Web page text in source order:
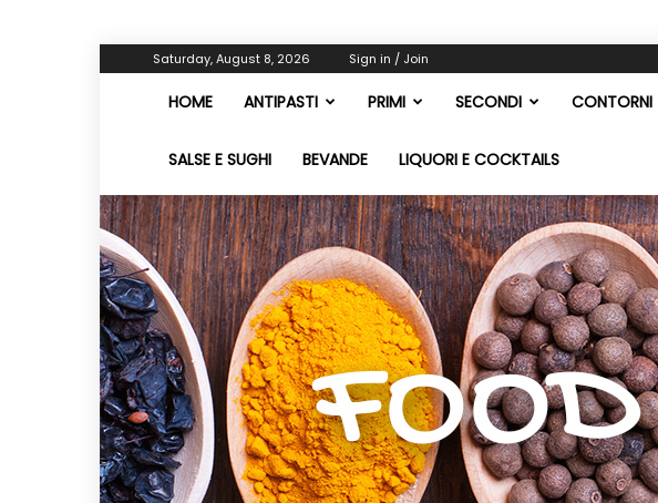
Saturday, August 8, 2026 Sign in / Join
HOME ANTIPASTI PRIMI SECONDI CONTORNI
SALSE E SUGHI BEVANDE LIQUORI E COCKTAILS